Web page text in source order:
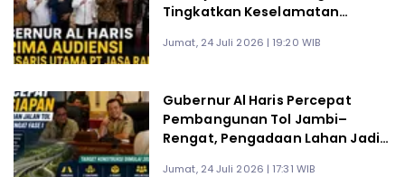
Tingkatkan Keselamatan
Pajak Kendaraan
Jumat, 24 Juli 2026 | 19:20 WIB
Gubernur Al Haris Percepat
Pembangunan Tol Jambi–
Rengat, Pengadaan Lahan Jadi
Jumat, 24 Juli 2026 | 17:31 WIB